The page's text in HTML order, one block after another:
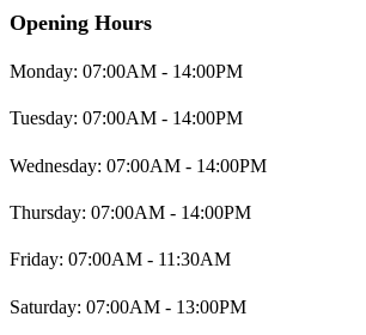
Opening Hours
Monday: 07:00AM - 14:00PM
Tuesday: 07:00AM - 14:00PM
Wednesday: 07:00AM - 14:00PM
Thursday: 07:00AM - 14:00PM
Friday: 07:00AM - 11:30AM
Saturday: 07:00AM - 13:00PM